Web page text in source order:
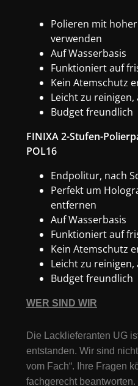
Polieren mit
verwenden
Auf Wasserbasis
Funktioniert auf
Kein Atemschutz
Leicht zu reinigen,
Budget freundlich
FINIXA 2-Stufen-
POL16
Endpolitur, nach
Perfekt um
entfernen
Auf Wasserbasis
Funktioniert auf
Kein Atemschutz
Leicht zu reinigen,
Budget freundlich
WER SIND WIR
Die Lacklieferanten UG
entstanden. Wir sind
vom Fach“. Ihre Fragen
fachgerecht